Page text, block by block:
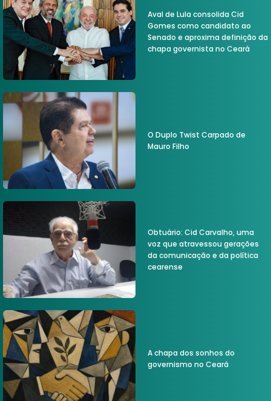
Aval de Lula consolida Cid
Gomes como candidato ao
Senado e aproxima definição da
chapa governista no Ceará
O Duplo Twist Carpado de
Mauro Filho
Obtuário: Cid Carvalho, uma
voz que atravessou gerações
da comunicação e da política
cearense
A chapa dos sonhos do
governismo no Ceará